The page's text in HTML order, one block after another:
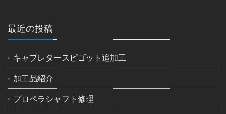
最近の投稿
キャブレタースピゴット追加工
加工品紹介
プロペラシャフト修理